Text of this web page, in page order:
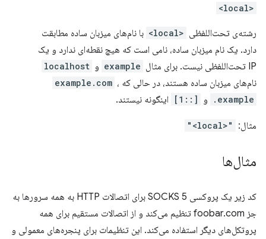
<local>
رشته‌ی تحت‌اللفظی <local>
با نام‌های میزبان ساده مطابقت
دارد. یک نام میزبان ساده، نامی است که هیچ نقطه‌ای ندارد و یک
IP تحت‌اللفظی نیست. برای مثال
example و localhost
نام‌های میزبان ساده هستند، در حالی که example.com ،
example. و [::1] اینگونه نیستند.
مثال: "<local>"
مثال‌ها
کد زیر یک پروکسی SOCKS 5 برای اتصالات HTTP به همه سرورها به
جز foobar.com تنظیم می‌کند و از اتصالات مستقیم برای همه
پروتکل‌های دیگر استفاده می‌کند. این تنظیمات برای پنجره‌های معمولی و